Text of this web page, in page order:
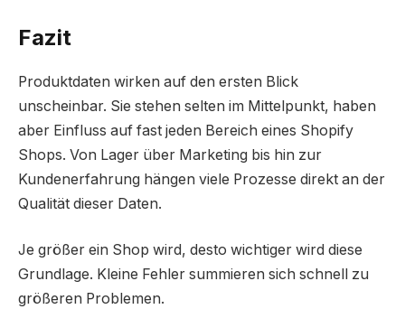
Fazit
Produktdaten wirken auf den ersten Blick
unscheinbar. Sie stehen selten im Mittelpunkt, haben
aber Einfluss auf fast jeden Bereich eines Shopify
Shops. Von Lager über Marketing bis hin zur
Kundenerfahrung hängen viele Prozesse direkt an der
Qualität dieser Daten.
Je größer ein Shop wird, desto wichtiger wird diese
Grundlage. Kleine Fehler summieren sich schnell zu
größeren Problemen.